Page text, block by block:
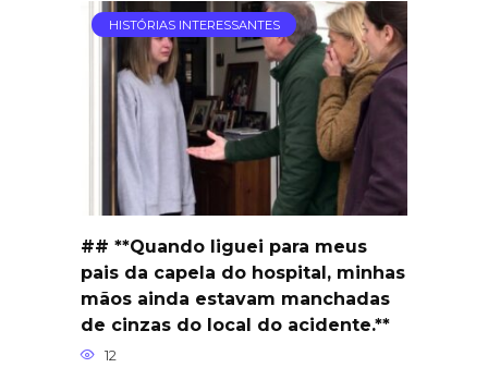
HISTÓRIAS INTERESSANTES
## **Quando liguei para meus
pais da capela do hospital, minhas
mãos ainda estavam manchadas
de cinzas do local do acidente.**
12